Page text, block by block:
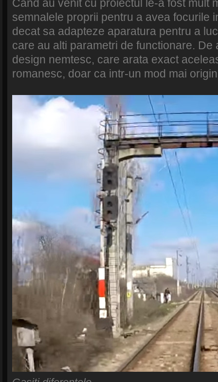
Cand au venit cu proiectul le-a fost mult
semnalele proprii pentru a avea focurile
decat sa adapteze aparatura pentru a
care au alti parametri de functionare.
design nemtesc, care arata exact
romanesc, doar ca intr-un mod mai